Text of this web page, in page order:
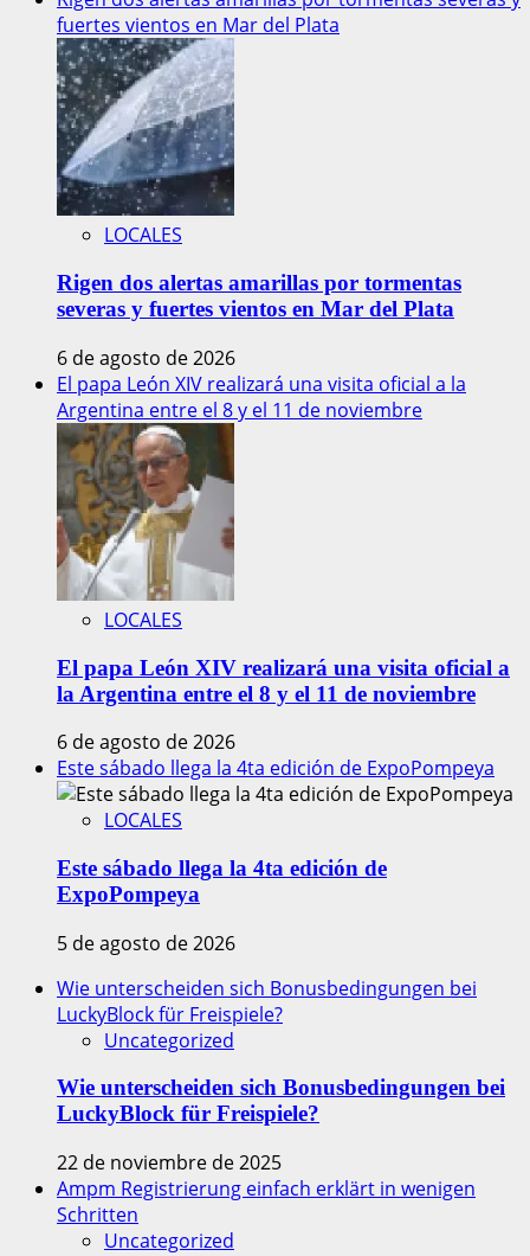
fuertes vientos en Mar del Plata
LOCALES
Rigen dos alertas amarillas por tormentas
severas y fuertes vientos en Mar del Plata
6 de agosto de 2026
El papa León XIV realizará una visita oficial a la
Argentina entre el 8 y el 11 de noviembre
LOCALES
El papa León XIV realizará una visita oficial a
la Argentina entre el 8 y el 11 de noviembre
6 de agosto de 2026
Este sábado llega la 4ta edición de ExpoPompeya
LOCALES
Este sábado llega la 4ta edición de
ExpoPompeya
5 de agosto de 2026
Wie unterscheiden sich Bonusbedingungen bei
LuckyBlock für Freispiele?
Uncategorized
Wie unterscheiden sich Bonusbedingungen bei
LuckyBlock für Freispiele?
22 de noviembre de 2025
Ampm Registrierung einfach erklärt in wenigen
Schritten
Uncategorized